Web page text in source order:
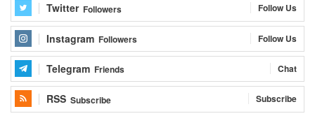
Twitter Followers Follow Us
Instagram Followers Follow Us
Telegram Friends Chat
RSS Subscribe Subscribe